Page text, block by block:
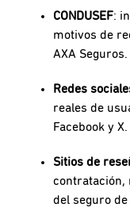
CONDUSEF:
motivos de
AXA Seguros.
Redes
reales de
Facebook y X.
Sitios de
contratación,
del seguro de